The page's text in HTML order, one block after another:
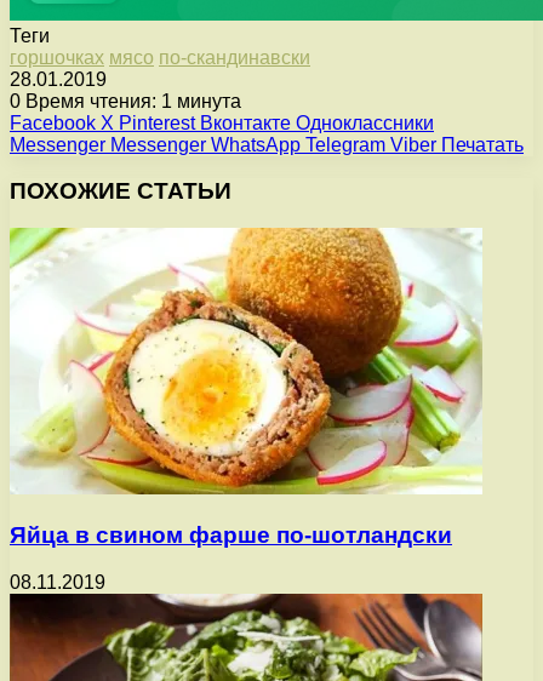
Теги
горшочках мясо по-скандинавски
28.01.2019
0 Время чтения: 1 минута
Facebook X Pinterest Вконтакте Одноклассники
Messenger Messenger WhatsApp Telegram Viber Печатать
ПОХОЖИЕ СТАТЬИ
Яйца в свином фарше по-шотландски
08.11.2019